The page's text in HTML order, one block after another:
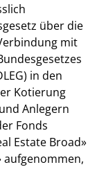
über die
mit
in den
Kotierung
Anlegern
Fonds
Estate Broad»
aufgenommen,